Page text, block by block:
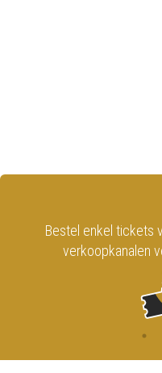
Bestel enkel tickets
verkoopkanalen